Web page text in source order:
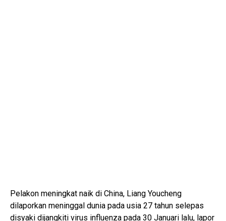
Pelakon meningkat naik di China, Liang Youcheng
dilaporkan meninggal dunia pada usia 27 tahun selepas
disyaki dijangkiti virus influenza pada 30 Januari lalu, lapor